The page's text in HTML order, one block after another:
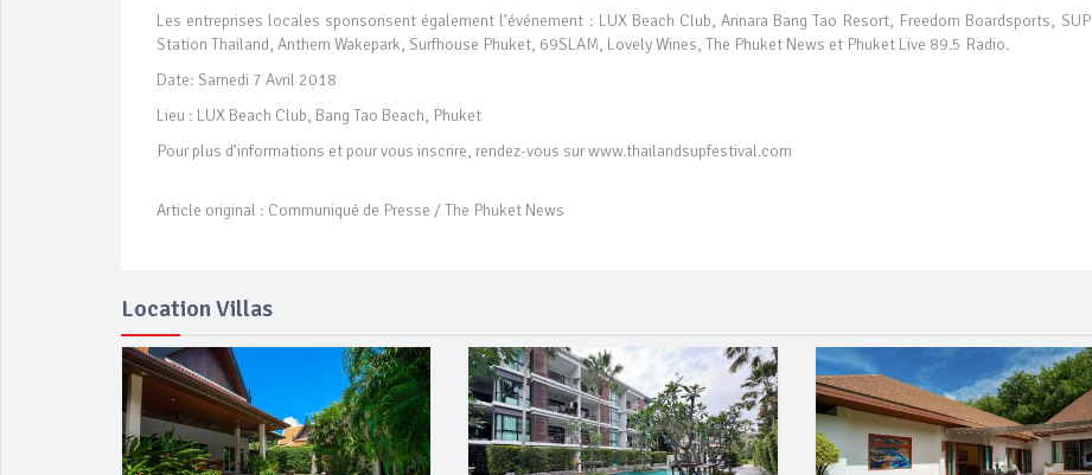
Les entreprises locales sponsorisent également l’événement : LUX Beach Club, Arinara Bang Tao Resort, Freedom Boardsports, SUP
Station Thailand, Anthem Wakepark, Surfhouse Phuket, 69SLAM, Lovely Wines, The Phuket News et Phuket Live 89.5 Radio.
Date: Samedi 7 Avril 2018
Lieu : LUX Beach Club, Bang Tao Beach, Phuket
Pour plus d’informations et pour vous inscrire, rendez-vous sur www.thailandsupfestival.com
Article original : Communiqué de Presse / The Phuket News
Location Villas